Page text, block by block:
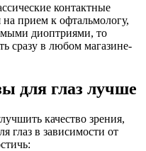
контактные
на прием к офтальмологу,
диоптриями, то
сразу в любом магазине-
для глаз лучше
качество зрения,
глаз в зависимости от